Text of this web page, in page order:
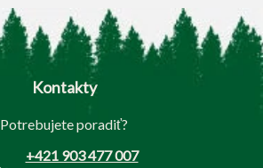
Kontakty
Potrebujete poradiť?
+421 903 477 007